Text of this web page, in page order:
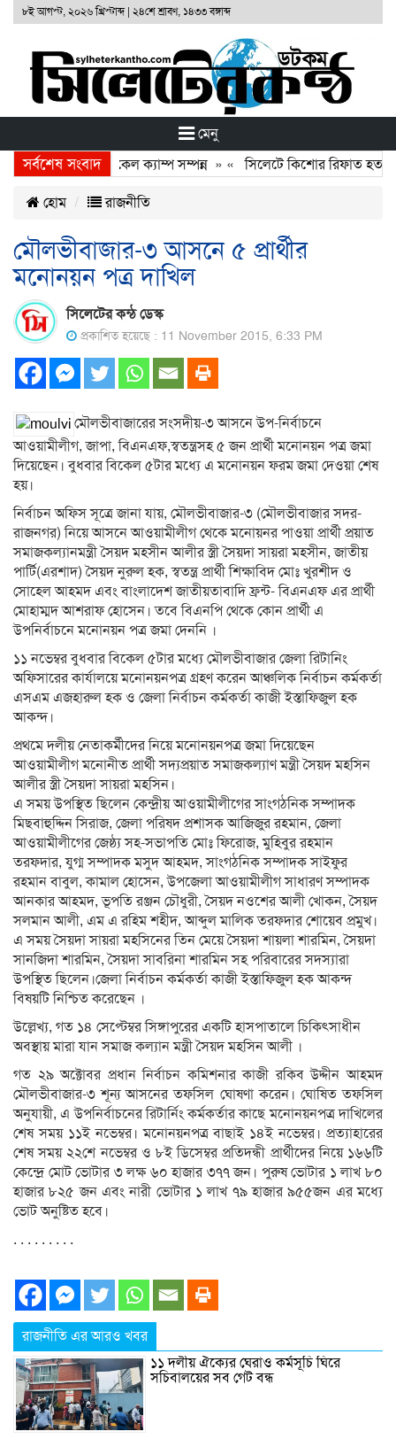
৮ই আগস্ট, ২০২৬ খ্রিস্টাব্দ| ২৪শে শ্রাবণ, ১৪৩৩ বঙ্গাব্দ
মেনু
সর্বশেষ সংবাদফ্রি মেডিকেল ক্যাম্প সম্পন্ন» «সিলেটে কিশোর রিফাত
হোম রাজনীতি
মৌলভীবাজার-৩ আসনে ৫ প্রার্থীর
মনোনয়ন পত্র দাখিল
সিলেটের কন্ঠ ডেস্ক
প্রকাশিত হয়েছে : 11 November 2015, 6:33 PM
মৌলভীবাজারের সংসদীয়-৩ আসনে উপ-নির্বাচনে
আওয়ামীলীগ, জাপা, বিএনএফ,স্বতন্ত্রসহ ৫ জন প্রার্থী মনোনয়ন পত্র জমা
দিয়েছেন। বুধবার বিকেল ৫টার মধ্যে এ মনোনয়ন ফরম জমা দেওয়া শেষ
হয়।
নির্বাচন অফিস সূত্রে জানা যায়, মৌলভীবাজার-৩ (মৌলভীবাজার সদর-
রাজনগর) নিয়ে আসনে আওয়ামীলীগ থেকে মনোয়নর পাওয়া প্রার্থী প্রয়াত
সমাজকল্যানমন্ত্রী সৈয়দ মহসীন আলীর স্ত্রী সৈয়দা সায়রা মহসীন, জাতীয়
পার্টি(এরশাদ) সৈয়দ নুরুল হক, স্বতন্ত্র প্রার্থী শিক্ষাবিদ মোঃ খুরশীদ ও
সোহেল আহমদ এবং বাংলাদেশ জাতীয়তাবাদি ফ্রন্ট- বিএনএফ এর প্রার্থী
মোহাম্মদ আশরাফ হোসেন। তবে বিএনপি থেকে কোন প্রার্থী এ
উপনির্বাচনে মনোনয়ন পত্র জমা দেননি ।
১১ নভেম্বর বুধবার বিকেল ৫টার মধ্যে মৌলভীবাজার জেলা রিটানিং
অফিসারের কার্যালয়ে মনোনয়নপত্র গ্রহণ করেন আঞ্চলিক নির্বাচন কর্মকর্তা
এসএম এজহারুল হক ও জেলা নির্বাচন কর্মকর্তা কাজী ইস্তাফিজুল হক
আকন্দ।
প্রথমে দলীয় নেতাকর্মীদের নিয়ে মনোনয়নপত্র জমা দিয়েছেন
আওয়ামীলীগ মনোনীত প্রার্থী সদ্যপ্রয়াত সমাজকল্যাণ মন্ত্রী সৈয়দ মহসিন
আলীর স্ত্রী সৈয়দা সায়রা মহসিন।
এ সময় উপস্থিত ছিলেন কেন্দ্রীয় আওয়ামীলীগের সাংগঠনিক সম্পাদক
মিছবাহুদ্দিন সিরাজ, জেলা পরিষদ প্রশাসক আজিজুর রহমান, জেলা
আওয়ামীলীগের জেষ্ঠ্য সহ-সভাপতি মোঃ ফিরোজ, মুহিবুর রহমান
তরফদার, যুগ্ম সম্পাদক মসুদ আহমদ, সাংগঠনিক সম্পাদক সাইফুর
রহমান বাবুল, কামাল হোসেন, উপজেলা আওয়ামীলীগ সাধারণ সম্পাদক
আনকার আহমদ, ভূপতি রঞ্জন চৌধুরী, সৈয়দ নওশের আলী খোকন, সৈয়দ
সলমান আলী, এম এ রহিম শহীদ, আব্দুল মালিক তরফদার শোয়েব প্রমুখ।
এ সময় সৈয়দা সায়রা মহসিনের তিন মেয়ে সৈয়দা শায়লা শারমিন, সৈয়দা
সানজিদা শারমিন, সৈয়দা সাবরিনা শারমিন সহ পরিবারের সদস্যারা
উপস্থিত ছিলেন।জেলা নির্বাচন কর্মকর্তা কাজী ইস্তাফিজুল হক আকন্দ
বিষয়টি নিশ্চিত করেছেন ।
উল্লেখ্য, গত ১৪ সেপ্টেম্বর সিঙ্গাপুরের একটি হাসপাতালে চিকিৎসাধীন
অবস্থায় মারা যান সমাজ কল্যান মন্ত্রী সৈয়দ মহসিন আলী ।
গত ২৯ অক্টোবর প্রধান নির্বাচন কমিশনার কাজী রকিব উদ্দীন আহমদ
মৌলভীবাজার-৩ শূন্য আসনের তফসিল ঘোষণা করেন। ঘোষিত তফসিল
অনুযায়ী, এ উপনির্বাচনের রিটার্নিং কর্মকর্তার কাছে মনোনয়নপত্র দাখিলের
শেষ সময় ১১ই নভেম্বর। মনোনয়নপত্র বাছাই ১৪ই নভেম্বর। প্রত্যাহারের
শেষ সময় ২২শে নভেম্বর ও ৮ই ডিসেম্বর প্রতিদন্ধী প্রার্থীদের নিয়ে ১৬৬টি
কেন্দ্রে মোট ভোটার ৩ লক্ষ ৬০ হাজার ৩৭৭ জন। পুরুষ ভোটার ১ লাখ ৮০
হাজার ৮২৫ জন এবং নারী ভোটার ১ লাখ ৭৯ হাজার ৯৫৫জন এর মধ্যে
ভোট অনুষ্টিত হবে।
. . . . . . . . .
রাজনীতি এর আরও খবর
১১ দলীয় ঐক্যের ঘেরাও কর্মসূচি ঘিরে
সচিবালয়ের সব গেট বন্ধ